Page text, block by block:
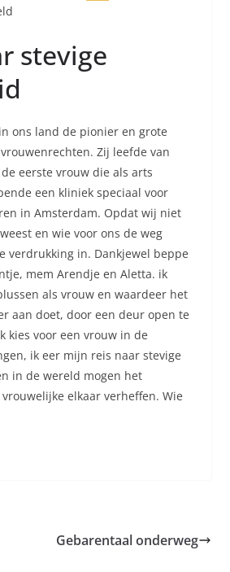
stevige
ons land de pionier en grote
Zij leefde van
eerste vrouw die als arts
een kliniek speciaal voor
in Amsterdam. Opdat wij niet
en wie voor ons de weg
verdrukking in. Dankjewel beppe
mem Arendje en Aletta. ik
als vrouw en waardeer het
aan doet, door een deur open te
kies voor een vrouw in de
ik eer mijn reis naar stevige
in de wereld mogen het
elkaar verheffen. Wie
Gebarentaal onderweg